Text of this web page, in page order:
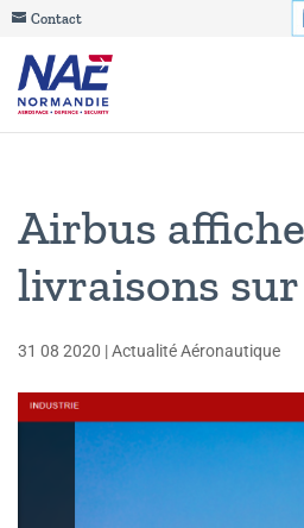
Contact
Airbus
livraisons
31 08 2020 |Actualité Aéronautique